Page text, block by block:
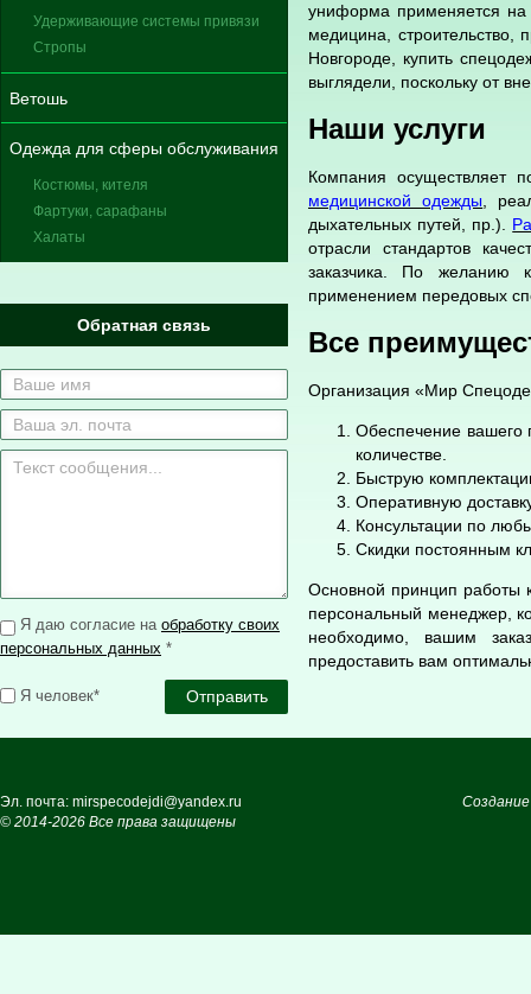
Удерживающие системы привязи
Стропы
Ветошь
Одежда для сферы обслуживания
Костюмы, кителя
Фартуки, сарафаны
Халаты
Обратная связь
Я даю согласие на обработку своих
персональных данных *
Я человек*
униформа применяется на
медицина,
Новгороде, купить
выглядели, поскольку от
Наши услуги
Компания осуществляет
медицинской одежды,
дыхательных путей, пр.).
отрасли стандартов
заказчика. По желанию
применением передовых
Все
Организация «Мир
Обеспечение вашего
количестве.
Быструю
Оперативную
Консультации по
Скидки постоянным
Основной принцип работы
персональный менеджер,
необходимо, вашим
предоставить вам
Эл. почта: mirspecodejdi@yandex.ru
© 2014-2026 Все права защищены